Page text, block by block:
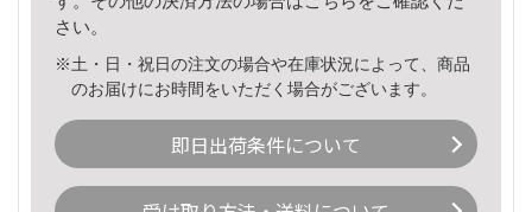
さい。
※土・日・祝日の注文の場合や在庫状況によって、商品
のお届けにお時間をいただく場合がございます。
即日出荷条件について